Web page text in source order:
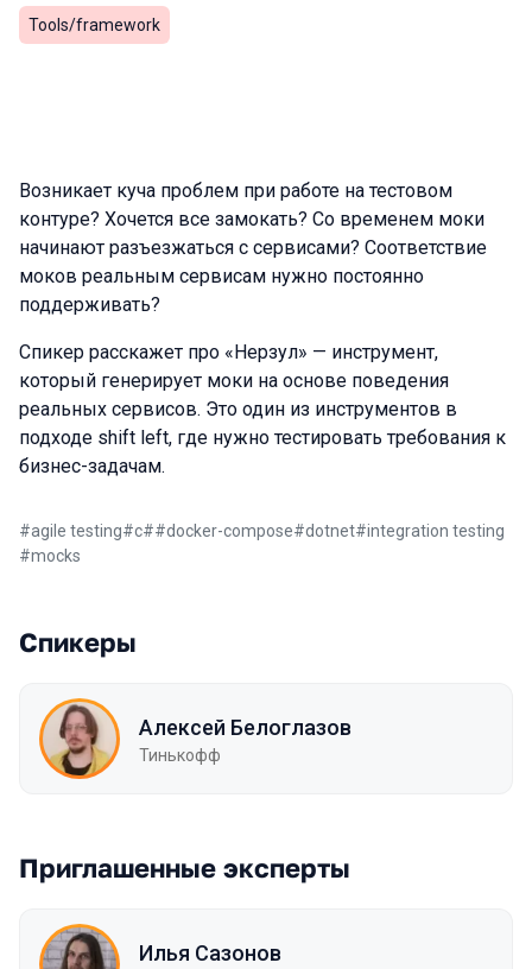
Tools/framework
Возникает куча проблем при работе на тестовом
контуре? Хочется все замокать? Со временем моки
начинают разъезжаться с сервисами? Соответствие
моков реальным сервисам нужно постоянно
поддерживать?
Спикер расскажет про «Нерзул» — инструмент,
который генерирует моки на основе поведения
реальных сервисов. Это один из инструментов в
подходе shift left, где нужно тестировать требования к
бизнес-задачам.
#agile testing#c##docker-compose#dotnet#integration testing
#mocks
Спикеры
Алексей Белоглазов
Тинькофф
Приглашенные эксперты
Илья Сазонов